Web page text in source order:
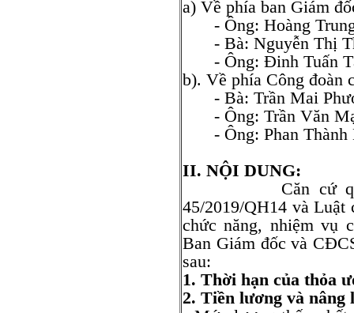
a) Về phía ban Giám
- Ông: Hoàng
- Bà: Nguyễn Thị
- Ông: Đinh Tuấn
b). Về phía Công đoàn
- Bà: Trần Mai
- Ông: Trần Văn
- Ông: Phan
II. NỘI DUNG:
Căn cứ quy
45/2019/QH14 và Luật
chức năng, nhiệm vụ
Ban Giám đốc và
sau:
1. Thời hạn của thỏa
2. Tiền lương và nâng